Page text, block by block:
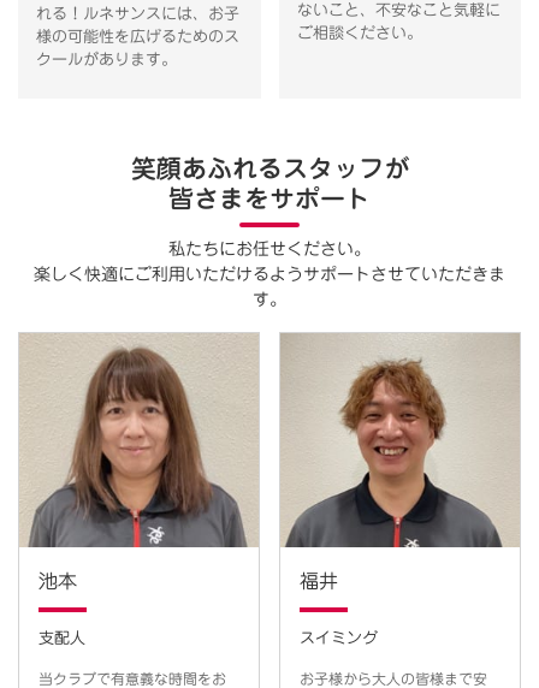
れる！ルネサンスには、お子
様の可能性を広げるためのス
クールがあります。
ないこと、不安なこと気軽に
ご相談ください。
笑顔あふれるスタッフが
皆さまをサポート
私たちにお任せください。
楽しく快適にご利用いただけるようサポートさせていただきま
す。
池本
支配人
当クラブで有意義な時間をお
福井
スイミング
お子様から大人の皆様まで安